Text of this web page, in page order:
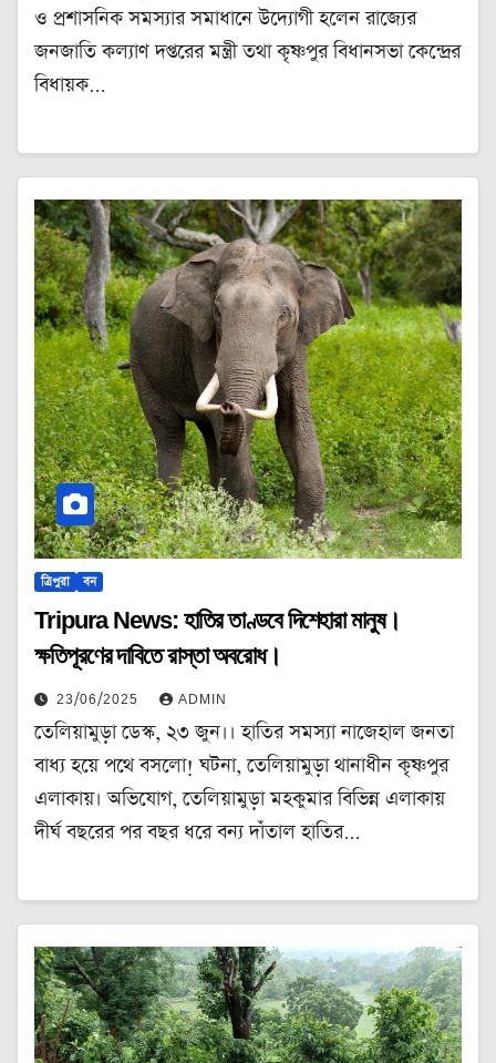
ও প্রশাসনিক সমস্যার সমাধানে উদ্যোগী হলেন রাজ্যের
জনজাতি কল্যাণ দপ্তরের মন্ত্রী তথা কৃষ্ণপুর বিধানসভা কেন্দ্রের
বিধায়ক…
ত্রিপুরা বন
Tripura News: হাতির তাণ্ডবে দিশেহারা মানুষ।
ক্ষতিপূরণের দাবিতে রাস্তা অবরোধ।
23/06/2025 ADMIN
তেলিয়ামুড়া ডেস্ক, ২৩ জুন।। হাতির সমস্যা নাজেহাল জনতা
বাধ্য হয়ে পথে বসলো! ঘটনা, তেলিয়ামুড়া থানাধীন কৃষ্ণপুর
এলাকায়। অভিযোগ, তেলিয়ামুড়া মহকুমার বিভিন্ন এলাকায়
দীর্ঘ বছরের পর বছর ধরে বন্য দাঁতাল হাতির…